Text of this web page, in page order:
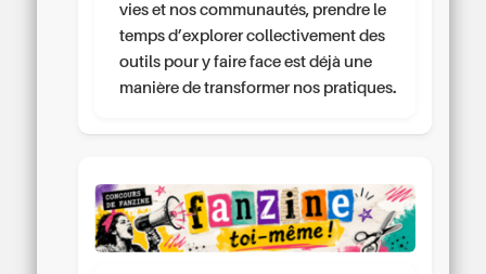
vies et nos communautés, prendre le
temps d’explorer collectivement des
outils pour y faire face est déjà une
manière de transformer nos pratiques.